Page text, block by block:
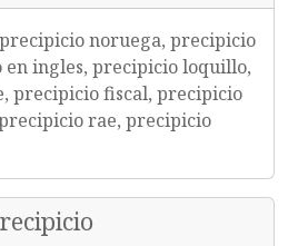
noruega, precipicio
ingles, precipicio loquillo,
precipicio fiscal, precipicio
rae, precipicio